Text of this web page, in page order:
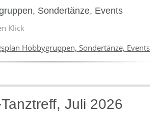
Sondertänze, Events
Klick
Hobbygruppen, Sondertänze, Events
Juli 2026